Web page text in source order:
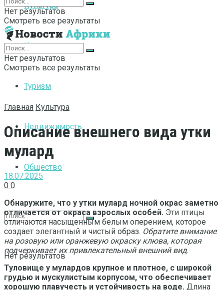
Культура
Интернет
Туризм
Недвижимость
Общество
Нет результатов
Нет результатов
Смотреть все результаты
Нет результатов
Смотреть все результаты
Главная Культура
Описание внешнего вида утки
мулард
18.07.2025
0 0
Обнаружите, что у утки мулард ночной окрас заметно
отличается от окраса взрослых особей. Эти птицы
отличаются насыщенным белым оперением, которое
создает элегантный и чистый образ. Обратите внимание
на розовую или оранжевую окраску клюва, которая
подчеркивает их привлекательный внешний вид.
Туловище у мулардов крупное и плотное, с широкой
грудью и мускулистым корпусом, что обеспечивает
хорошую плавучесть и устойчивость на воде. Длина